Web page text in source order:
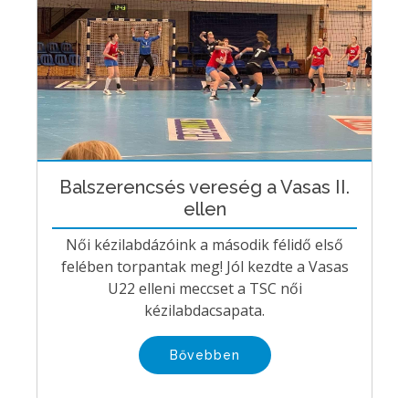
Balszerencsés vereség a Vasas II.
ellen
Női kézilabdázóink a második félidő első
felében torpantak meg! Jól kezdte a Vasas
U22 elleni meccset a TSC női
kézilabdacsapata.
Bővebben